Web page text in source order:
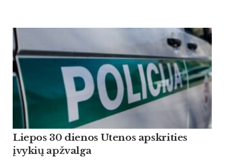
Liepos 30 dienos Utenos apskrities
įvykių apžvalga